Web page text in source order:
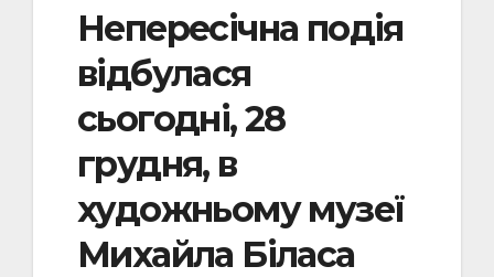
Непересічна подія
відбулася
сьогодні, 28
грудня, в
художньому музеї
Михайла Біласа